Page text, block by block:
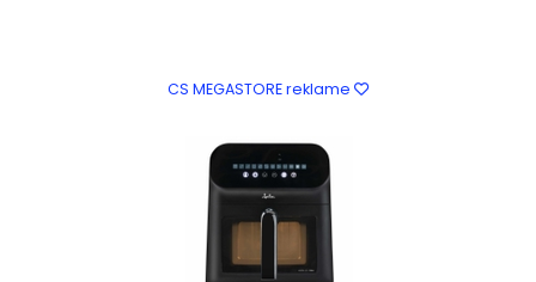
CS MEGASTORE reklame